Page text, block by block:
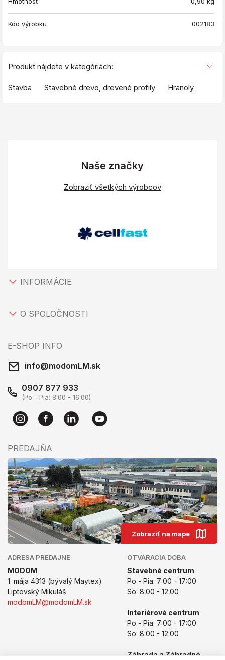
Kód výrobku 002183
Produkt nájdete v kategóriách:
Stavba Stavebné drevo, drevené profily Hranoly
Naše značky
Zobraziť všetkých výrobcov
INFORMÁCIE
O SPOLOČNOSTI
E-SHOP INFO
info@modomLM.sk
0907 877 933
(Po - Pia: 8:00 - 16:00)
PREDAJŇA
Zobraziť na mape
ADRESA PREDAJNE
MODOM
1. mája 4313 (bývalý Maytex)
Liptovský Mikuláš
modomLM@modomLM.sk
OTVÁRACIA DOBA
Stavebné centrum
Po - Pia: 7:00 - 17:00
So: 8:00 - 12:00
Interiérové centrum
Po - Pia: 7:00 - 17:00
So: 8:00 - 12:00
Záhrada a Záhradné